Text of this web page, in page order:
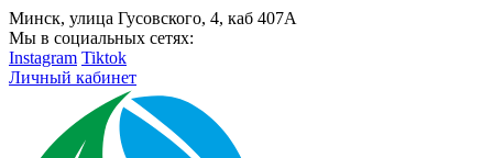
Минск, улица Гусовского, 4, каб 407А
Мы в социальных сетях:
Instagram Tiktok
Личный кабинет